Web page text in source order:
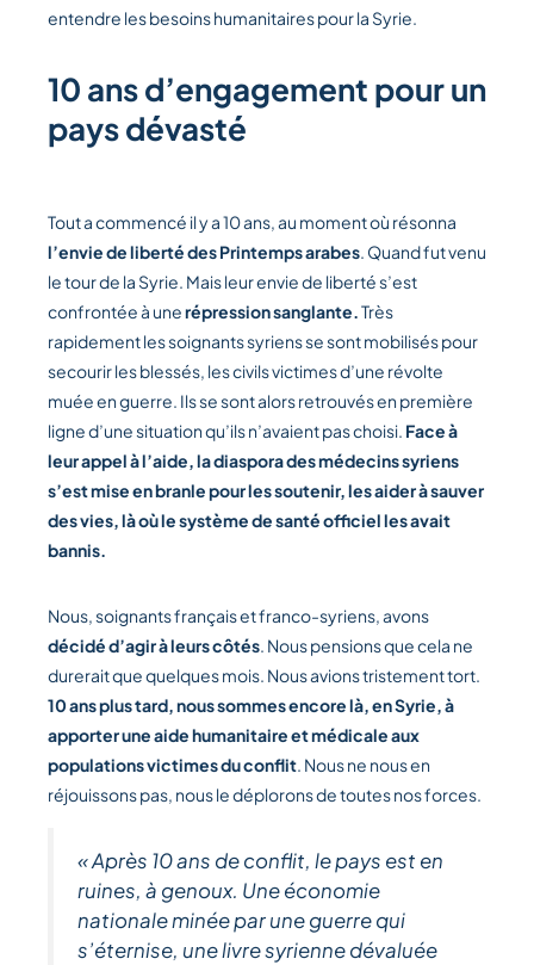
entendre les besoins humanitaires pour la Syrie.
10 ans d’engagement pour un
pays dévasté
Tout a commencé il y a 10 ans, au moment où résonna
l’envie de liberté des Printemps arabes. Quand fut venu
le tour de la Syrie. Mais leur envie de liberté s’est
confrontée à unerépression sanglante.Très
rapidement les soignants syriens se sont mobilisés pour
secourir les blessés, les civils victimes d’une révolte
muée en guerre. Ils se sont alors retrouvés en première
ligne d’une situation qu’ils n’avaient pas choisi. Face à
leur appel à l’aide, la diaspora des médecins syriens
s’est mise en branle pour les soutenir, les aider à sauver
des vies, là où le système de santé officiel les avait
bannis.
Nous, soignants français et franco-syriens, avons
décidé d’agir à leurs côtés. Nous pensions que cela ne
durerait que quelques mois. Nous avions tristement tort.
10 ans plus tard, nous sommes encore là, en Syrie, à
apporter une aide humanitaire et médicale aux
populations victimes du conflit. Nous ne nous en
réjouissons pas, nous le déplorons de toutes nos forces.
« Après 10 ans de conflit, le pays est en
ruines, à genoux. Une économie
nationale minée par une guerre qui
s’éternise, une livre syrienne dévaluée